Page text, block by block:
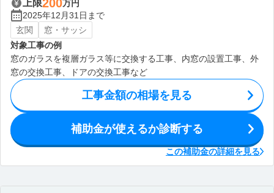
上限200万円
2025年12月31日まで
玄関
窓・サッシ
対象工事の例
窓のガラスを複層ガラス等に交換する工事、内窓の設置工事、外
窓の交換工事、ドアの交換工事など
工事金額の相場を見る
補助金が使えるか診断する
この補助金の詳細を見る